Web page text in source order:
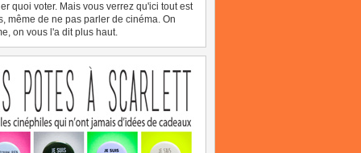
quoi voter. Mais vous verrez qu'ici tout est
même de ne pas parler de cinéma. On
on vous l'a dit plus haut.